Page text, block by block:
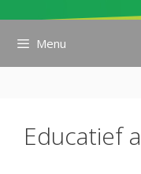
Menu
Educatief